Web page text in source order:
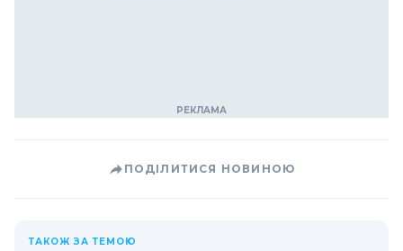
ПОДІЛИТИСЯ НОВИНОЮ
ТАКОЖ ЗА ТЕМОЮ